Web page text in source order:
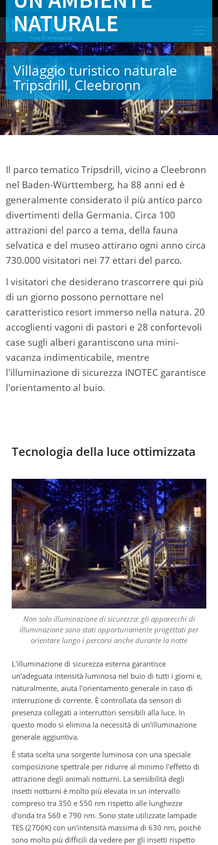
Contatti Colophon
Termini e condizioni
Politica sulla riservatezza
NATURALE
Villaggio turistico naturale
Tripsdrill, Cleebronn
Il parco tematico Tripsdrill, vicino a Cleebronn
nel Baden-Württemberg, ha 88 anni ed è
generalmente considerato il più antico parco
divertimenti della Germania. Circa 100
attrazioni del parco a tema, della fauna
selvatica e del museo attirano ogni anno circa
730.000 visitatori nei 77 ettari del parco.
I visitatori che desiderano trascorrere qui più
di un giorno possono pernottare nel
caratteristico resort immerso nella natura. 20
accoglienti vagoni di pastori e 28 confortevoli
case sugli alberi garantiscono una mini-
vacanza indimenticabile, mentre
l'illuminazione di sicurezza INOTEC garantisce
l'orientamento al buio.
Tecnologia della luce ottimizzata
Non solo illuminazione di sicurezza: gli apparecchi di
illuminazione sono stati opportunamente progettati per
orientare lungo i percorsi anche durante la notte
L'illuminazione di sicurezza esterna garantisce
un'adeguata intensità luminosa nel buio di tutti i giorni e,
naturalmente, aiuta l'orientamento generale in caso di
interruzione di corrente. È controllata da sensori di
presenza collegati a interruttori sensibili alla luce. In
questo modo si elimina la necessità di un'illuminazione
generale aggiuntiva.
È stata scelta una sorgente luminosa con una speciale
composizione spettrale per ridurre al minimo l'effetto di
attrazione degli animali notturni. La sensibilità degli
insetti notturni è molto più elevata in un intervallo
compreso tra 350 e 550 nm rispetto alle lunghezze
d'onda tra 560 e 790 nm. Sono state utilizzate lampade
TES (2700K) con un'intensità massima di 630 nm, poiché
sono molto più difficili da vedere per gli insetti rispetto